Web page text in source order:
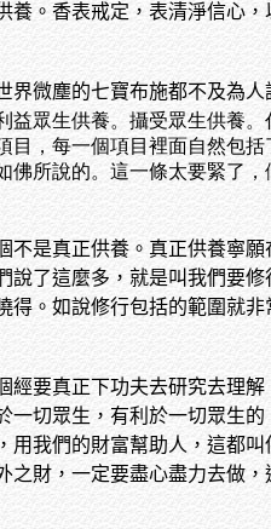
。香表戒定，表清淨信心，
微塵的七寶布施都不及為
益眾生供養。攝受眾生供養
，每一個項目裡面自然包
所說的。這一條太要緊了
是真正供養。真正供養寧願
了這麼多，就是叫我們要修
。如說修行包括的範圍就
要真正下功夫去研究去理
切眾生，有利於一切眾生
我們的財富幫助人，這都
財，一定要盡心盡力去做